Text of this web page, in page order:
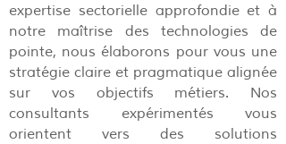
expertise sectorielle approfondie et à
notre maîtrise des technologies de
pointe, nous élaborons pour vous une
stratégie claire et pragmatique alignée
sur vos objectifs métiers. Nos
consultants expérimentés vous
orientent vers des solutions